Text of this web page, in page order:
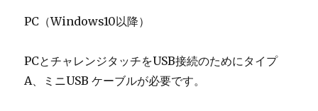
PC（Windows10以降）
PCとチャレンジタッチをUSB接続のためにタイプ
A、ミニUSB ケーブルが必要です。